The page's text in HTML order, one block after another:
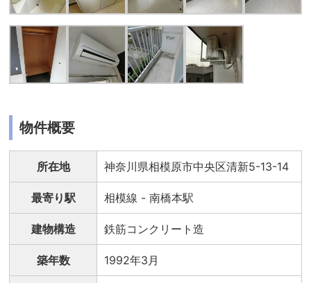
物件概要
所在地 神奈川県相模原市中央区清新5-13-14
最寄り駅 相模線 - 南橋本駅
建物構造 鉄筋コンクリート造
築年数 1992年3月